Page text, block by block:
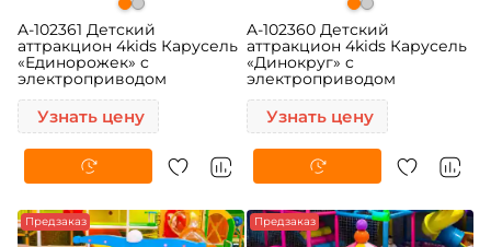
A-102361 Детский
аттракцион 4kids Карусель
«Единорожек» c
электроприводом
Узнать цену
A-102360 Детский
аттракцион 4kids Карусель
«Динокруг» c
электроприводом
Узнать цену
Предзаказ Предзаказ